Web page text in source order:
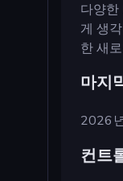
다양
게 생
한 새
마지
2026
컨트